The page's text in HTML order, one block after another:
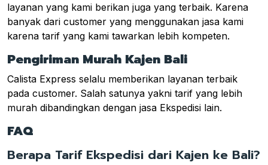
layanan yang kami berikan juga yang terbaik. Karena
banyak dari customer yang menggunakan jasa kami
karena tarif yang kami tawarkan lebih kompeten.
Pengiriman Murah Kajen Bali
Calista Express selalu memberikan layanan terbaik
pada customer. Salah satunya yakni tarif yang lebih
murah dibandingkan dengan jasa Ekspedisi lain.
FAQ
Berapa Tarif Ekspedisi dari Kajen ke Bali?